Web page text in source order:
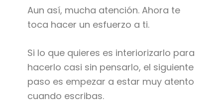
Aun así, mucha atención. Ahora te
toca hacer un esfuerzo a ti.
Si lo que quieres es interiorizarlo para
hacerlo casi sin pensarlo, el siguiente
paso es empezar a estar muy atento
cuando escribas.